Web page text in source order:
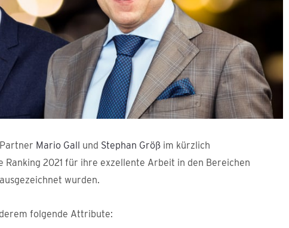
Mario Gall und Stephan Größ im kürzlich
2021 für ihre exzellente Arbeit in den Bereichen
wurden.
folgende Attribute: